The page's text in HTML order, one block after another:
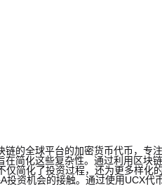
链的全球平台的加密货币代币，
在简化这些复杂性。通过利用区
仅简化了投资过程，还为更多样化
投资机会的接触。通过使用UCX